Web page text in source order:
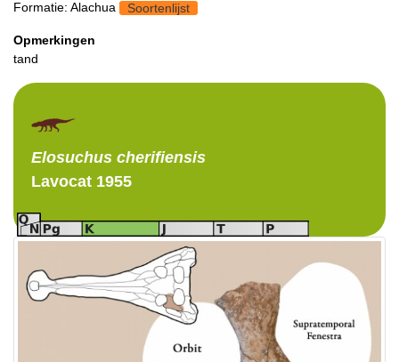
Formatie: Alachua Soortenlijst
Opmerkingen
tand
Elosuchus cherifiensis
Lavocat 1955